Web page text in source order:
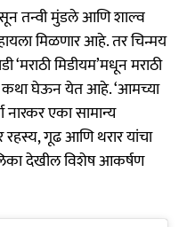
तन्वी मुंडले आणि शाल्व
मिळणार आहे. तर चिन्मय
मिडीयम’मधून मराठी
कथा घेऊन येत आहे. ‘आमच्या
नारकर एका सामान्य
गूढ आणि थरार यांचा
देखील विशेष आकर्षण